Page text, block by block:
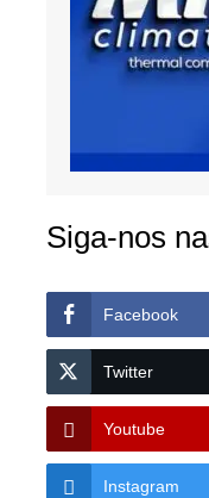
Siga-nos
Facebook
Twitter
Youtube
Instagram